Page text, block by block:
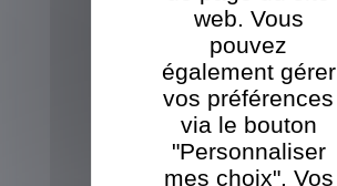
web. Vous
pouvez
également gérer
vos préférences
via le bouton
"Personnaliser
mes choix". Vos
PROFESSIONNEL
Palettes
Caisses
Sciage
VOUS ÊTESUN